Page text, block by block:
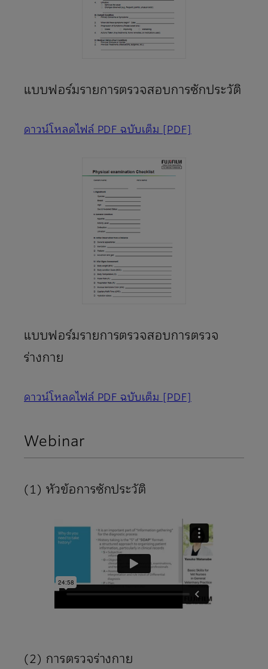
แบบฟอร์มรายการตรวจสอบการซักประวัติ
ดาวน์โหลดไฟล์ PDF ฉบับเต็ม [PDF]
แบบฟอร์มรายการตรวจสอบการตรวจ
ร่างกาย
ดาวน์โหลดไฟล์ PDF ฉบับเต็ม [PDF]
Webinar
(1) หัวข้อการซักประวัติ
(2) การตรวจร่างกาย